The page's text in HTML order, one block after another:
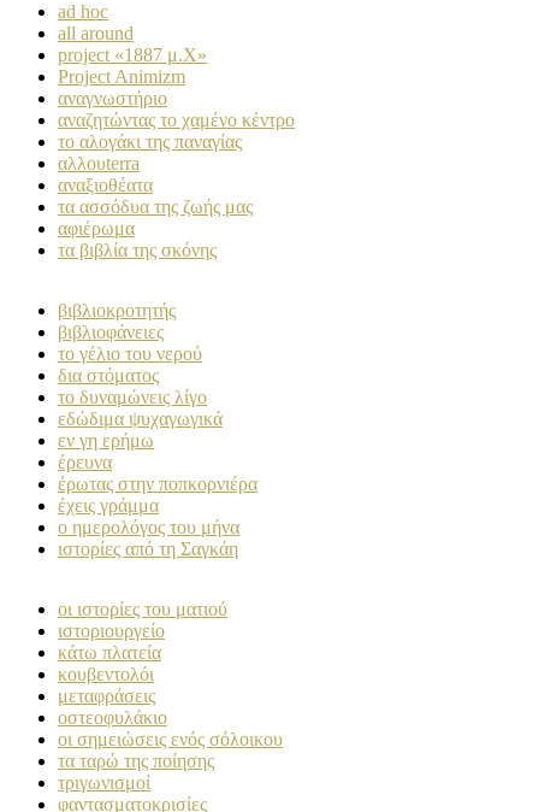
ad hoc
all around
project «1887 μ.Χ»
Project Animizm
αναγνωστήριο
αναζητώντας το χαμένο κέντρο
το αλογάκι της παναγίας
αλλουterra
αναξιοθέατα
τα ασσόδυα της ζωής μας
αφιέρωμα
τα βιβλία της σκόνης
βιβλιοκροτητής
βιβλιοφάνειες
το γέλιο του νερού
δια στόματος
το δυναμώνεις λίγο
εδώδιμα ψυχαγωγικά
εν γη ερήμω
έρευνα
έρωτας στην ποπκορνιέρα
έχεις γράμμα
ο ημερολόγος του μήνα
ιστορίες από τη Σαγκάη
οι ιστορίες του ματιού
ιστοριουργείο
κάτω πλατεία
κουβεντολόι
μεταφράσεις
οστεοφυλάκιο
οι σημειώσεις ενός σόλοικου
τα ταρώ της ποίησης
τριγωνισμοί
φαντασματοκρισίες